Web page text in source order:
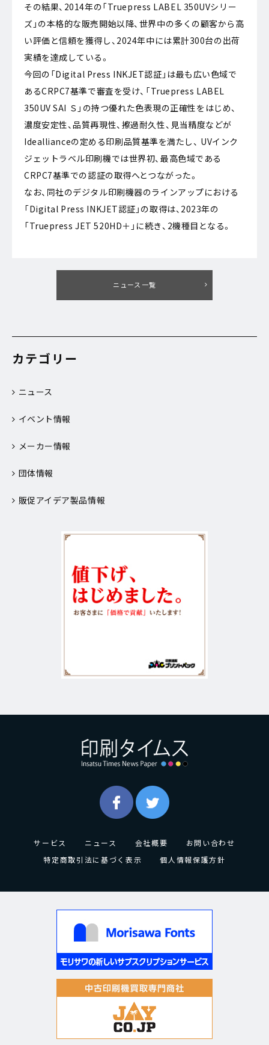
その結果、2014年の「Truepress LABEL 350UVシリー
ズ」の本格的な販売開始以降、世界中の多くの顧客から高
い評価と信頼を獲得し、2024年中には累計300台の出荷
実績を達成している。
今回の「Digital Press INKJET認証」は最も広い色域で
あるCRPC7基準で審査を受け、「Truepress LABEL
350UV SAI Ｓ」の持つ優れた色表現の正確性をはじめ、
濃度安定性、品質再現性、擦過耐久性、見当精度などが
Ideallianceの定める印刷品質基準を満たし、 UVインク
ジェットラベル印刷機では世界初、最高色域である
CRPC7基準での認証の取得へとつながった。
なお、同社のデジタル印刷機器のラインアップにおける
「Digital Press INKJET認証」の取得は、2023年の
「Truepress JET 520HD＋」に続き、2機種目となる。
ニュース一覧
カテゴリー
ニュース
イベント情報
メーカー情報
団体情報
販促アイデア製品情報
サービス ニュース 会社概要
お問い合わせ
特定商取引法に基づく表示
個人情報保護方針